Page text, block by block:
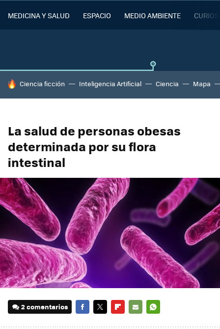
MEDICINA Y SALUD ESPACIO MEDIO AMBIENTE
HOY SE HABLA DE
Ciencia ficción Inteligencia Artificial Ciencia Mapa
La salud de personas obesas
determinada por su flora
intestinal
2 comentarios